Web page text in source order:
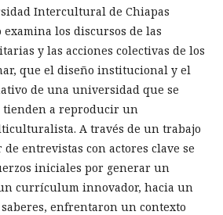
Intercultural de Chiapas
examina los discursos de las
y las acciones colectivas de los
que el diseño institucional y el
de una universidad que se
a reproducir un
A través de un trabajo
entrevistas con actores clave se
iniciales por generar un
currículum innovador, hacia un
enfrentaron un contexto